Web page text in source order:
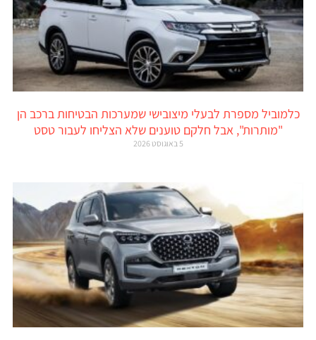
כלמוביל מספרת לבעלי מיצובישי שמערכות הבטיחות ברכב הן
"מותרות", אבל חלקם טוענים שלא הצליחו לעבור טסט
5 באוגוסט 2026